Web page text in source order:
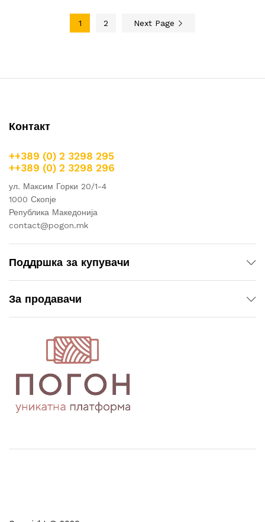
1 2 Next Page
Контакт
++389 (0) 2 3298 295
++389 (0) 2 3298 296
ул. Максим Горки 20/1-4
1000 Скопје
Република Македонија
contact@pogon.mk
Поддршка за купувачи
За продавачи